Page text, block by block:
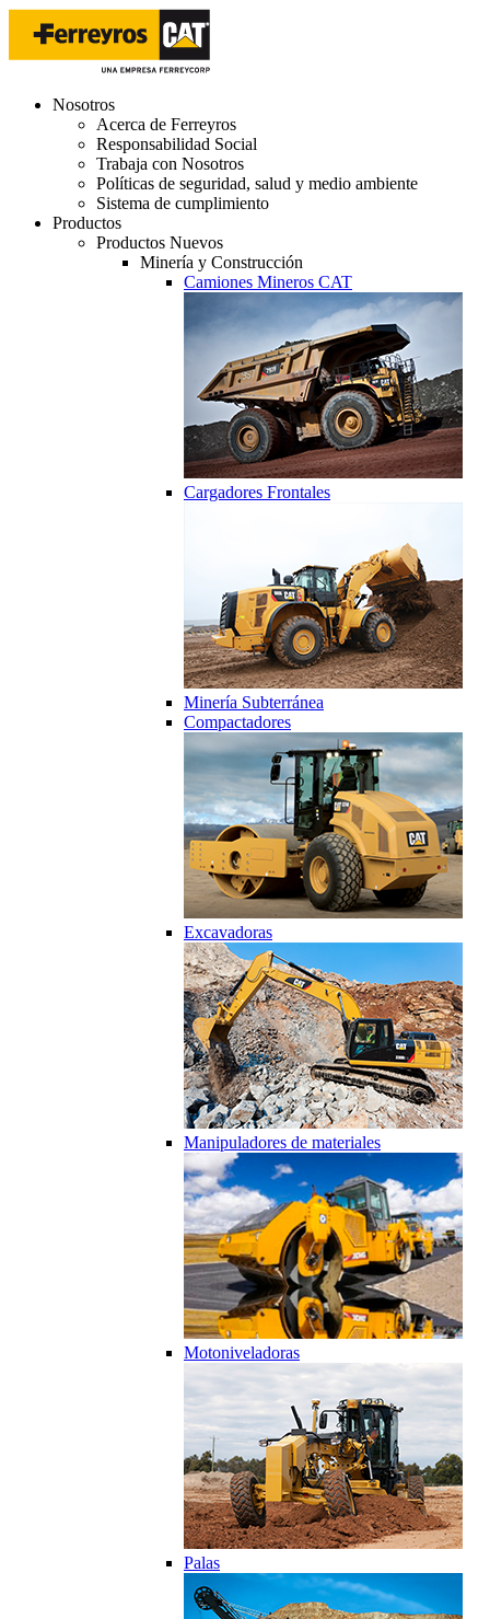
Nosotros
Acerca de Ferreyros
Responsabilidad Social
Trabaja con Nosotros
Políticas de seguridad, salud y medio ambiente
Sistema de cumplimiento
Productos
Productos Nuevos
Minería y Construcción
Camiones Mineros CAT
Cargadores Frontales
Minería Subterránea
Compactadores
Excavadoras
Manipuladores de materiales
Motoniveladoras
Palas